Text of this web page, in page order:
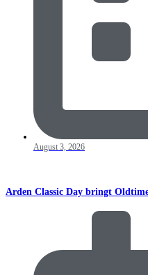
August 3, 2026
Arden Classic Day bringt